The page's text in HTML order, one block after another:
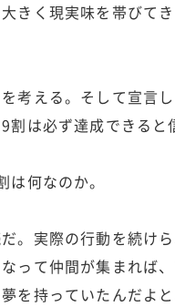
きく現実味を帯びて
を考える。そして宣言
割は必ず達成できると
何なのか。
だ。実際の行動を続け
って仲間が集まれば
を持っていたんだよ